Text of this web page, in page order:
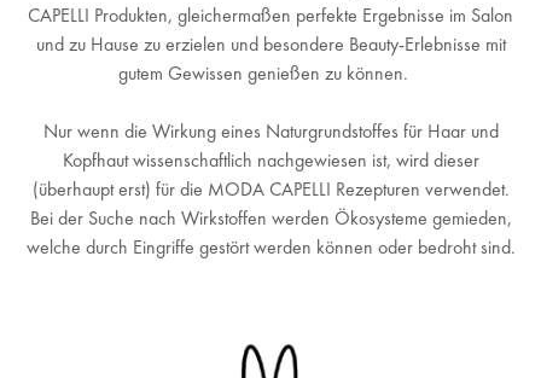
CAPELLI Produkten, gleichermaßen perfekte Ergebnisse im Salon
und zu Hause zu erzielen und besondere Beauty-Erlebnisse mit
gutem Gewissen genießen zu können.
Nur wenn die Wirkung eines Naturgrundstoffes für Haar und
Kopfhaut wissenschaftlich nachgewiesen ist, wird dieser
(überhaupt erst) für die MODA CAPELLI Rezepturen verwendet.
Bei der Suche nach Wirkstoffen werden Ökosysteme gemieden,
welche durch Eingriffe gestört werden können oder bedroht sind.